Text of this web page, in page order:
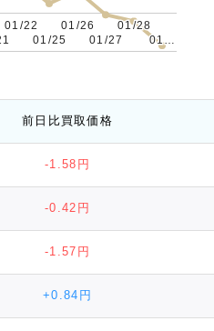
01/22
01/22
01/25
01/25
01/26
01/26
01/27
01/27
01/28
01/28
01…
01…
前日比買取価格
-1.58円
-0.42円
-1.57円
+0.84円